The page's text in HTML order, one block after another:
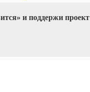
и поддержи